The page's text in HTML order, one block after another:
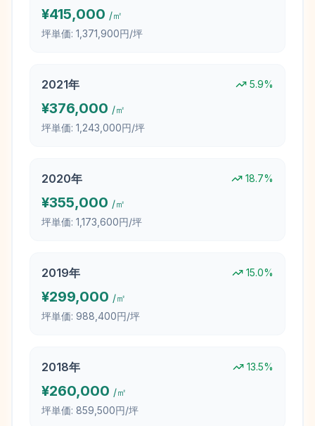
¥415,000 /㎡
坪単価: 1,371,900円/坪
2021年 5.9%
¥376,000 /㎡
坪単価: 1,243,000円/坪
2020年 18.7%
¥355,000 /㎡
坪単価: 1,173,600円/坪
2019年 15.0%
¥299,000 /㎡
坪単価: 988,400円/坪
2018年 13.5%
¥260,000 /㎡
坪単価: 859,500円/坪